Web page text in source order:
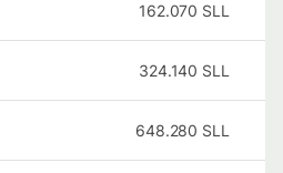
162.070 SLL
324.140 SLL
648.280 SLL